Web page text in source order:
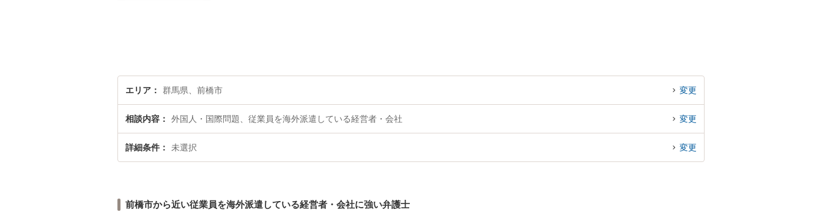
エリア 群馬県、前橋市 変更
相談内容 外国人・国際問題、従業員を海外派遣している経営者・会社 変更
詳細条件 未選択 変更
前橋市から近い従業員を海外派遣している経営者・会社に強い弁護士